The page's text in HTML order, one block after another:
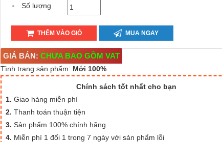
Số lượng
THÊM VÀO GIỎ MUA NGAY
GIÁ BÁN: CHƯA BAO GỒM VAT
Tình trạng sản phẩm: Mới 100%
Chính sách tốt nhất cho bạn
1. Giao hàng miễn phí
2. Thanh toán thuận tiện
3. Sản phẩm 100% chính hãng
4. Miễn phí 1 đổi 1 trong 7 ngày với sản phẩm lỗi